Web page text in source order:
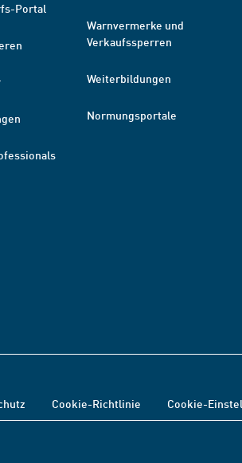
Portal
Warnvermerke und
Verkaufssperren
Weiterbildungen
Normungsportale
Cookie-Richtlinie Cookie-